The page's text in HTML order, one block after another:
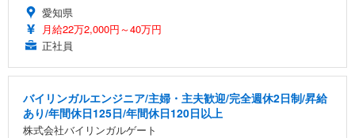
愛知県
月給22万2,000円～40万円
正社員
バイリンガルエンジニア/主婦・主夫歓迎/完全週休2日制/昇給
あり/年間休日125日/年間休日120日以上
株式会社バイリンガルゲート